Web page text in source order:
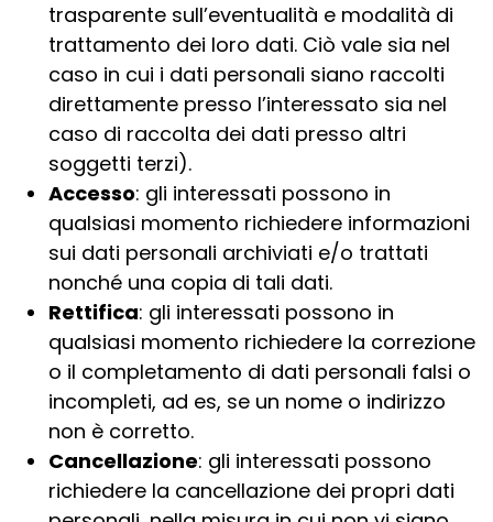
trasparente sull’eventualità e modalità di
trattamento dei loro dati. Ciò vale sia nel
caso in cui i dati personali siano raccolti
direttamente presso l’interessato sia nel
caso di raccolta dei dati presso altri
soggetti terzi).
Accesso: gli interessati possono in
qualsiasi momento richiedere informazioni
sui dati personali archiviati e/o trattati
nonché una copia di tali dati.
Rettifica: gli interessati possono in
qualsiasi momento richiedere la correzione
o il completamento di dati personali falsi o
incompleti, ad es, se un nome o indirizzo
non è corretto.
Cancellazione: gli interessati possono
richiedere la cancellazione dei propri dati